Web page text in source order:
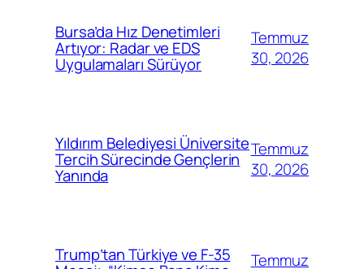
Bursa’da Hız Denetimleri
Artıyor: Radar ve EDS
Uygulamaları Sürüyor
Temmuz
30, 2026
Yıldırım Belediyesi Üniversite
Tercih Sürecinde Gençlerin
Yanında
Temmuz
30, 2026
Trump’tan Türkiye ve F-35 Temmuz